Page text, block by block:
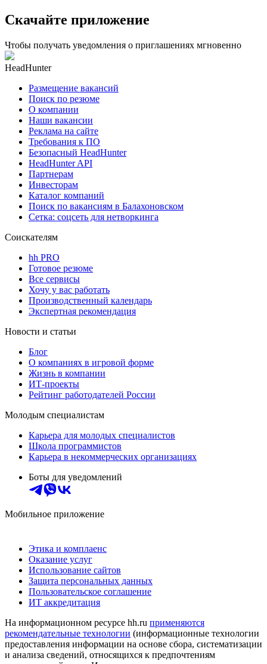
Скачайте приложение
Чтобы получать уведомления о приглашениях мгновенно
HeadHunter
Размещение вакансий
Поиск по резюме
О компании
Наши вакансии
Реклама на сайте
Требования к ПО
Безопасный HeadHunter
HeadHunter API
Партнерам
Инвесторам
Каталог компаний
Поиск по вакансиям в Балахоновском
Сетка: соцсеть для нетворкинга
Соискателям
hh PRO
Готовое резюме
Все сервисы
Хочу у вас работать
Производственный календарь
Экспертная рекомендация
Новости и статьи
Блог
О компаниях в игровой форме
Жизнь в компании
ИТ-проекты
Рейтинг работодателей России
Молодым специалистам
Карьера для молодых специалистов
Школа программистов
Карьера в некоммерческих организациях
Боты для уведомлений
Мобильное приложение
Этика и комплаенс
Оказание услуг
Использование сайтов
Защита персональных данных
Пользовательское соглашение
ИТ аккредитация
На информационном ресурсе hh.ru применяются
рекомендательные технологии (информационные технологии
предоставления информации на основе сбора, систематизации
и анализа сведений, относящихся к предпочтениям